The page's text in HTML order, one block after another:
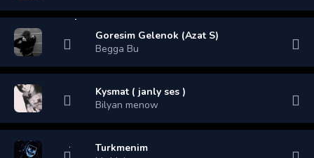
Goresim Gelenok (Azat S)
Begga Bu
Kysmat ( janly ses )
Bilyan menow
Turkmenim